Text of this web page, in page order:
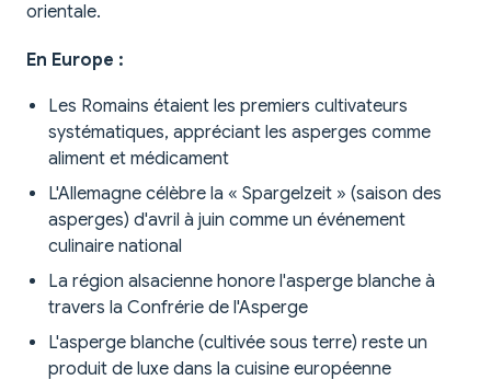
orientale.
En Europe :
Les Romains étaient les premiers cultivateurs
systématiques, appréciant les asperges comme
aliment et médicament
L'Allemagne célèbre la « Spargelzeit » (saison des
asperges) d'avril à juin comme un événement
culinaire national
La région alsacienne honore l'asperge blanche à
travers la Confrérie de l'Asperge
L'asperge blanche (cultivée sous terre) reste un
produit de luxe dans la cuisine européenne